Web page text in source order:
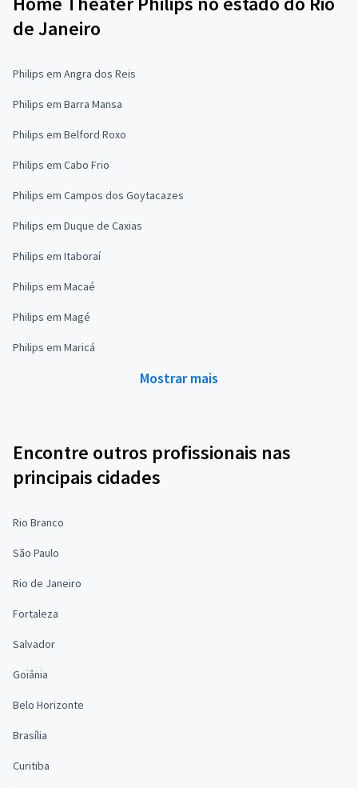
de Janeiro
Philips em Angra dos Reis
Philips em Barra Mansa
Philips em Belford Roxo
Philips em Cabo Frio
Philips em Campos dos Goytacazes
Philips em Duque de Caxias
Philips em Itaboraí
Philips em Macaé
Philips em Magé
Philips em Maricá
Mostrar mais
Encontre outros profissionais nas
principais cidades
Rio Branco
São Paulo
Rio de Janeiro
Fortaleza
Salvador
Goiânia
Belo Horizonte
Brasília
Curitiba